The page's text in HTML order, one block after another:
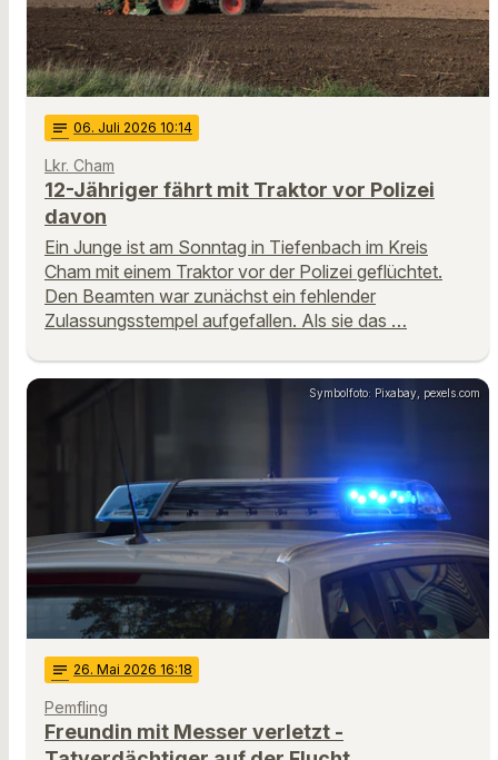
notes 06. Juli 2026 10:14
Lkr. Cham
12-Jähriger fährt mit Traktor vor Polizei
davon
Ein Junge ist am Sonntag in Tiefenbach im Kreis
Cham mit einem Traktor vor der Polizei geflüchtet.
Den Beamten war zunächst ein fehlender
Zulassungsstempel aufgefallen. Als sie das …
Symbolfoto: Pixabay, pexels.com
notes 26. Mai 2026 16:18
Pemfling
Freundin mit Messer verletzt -